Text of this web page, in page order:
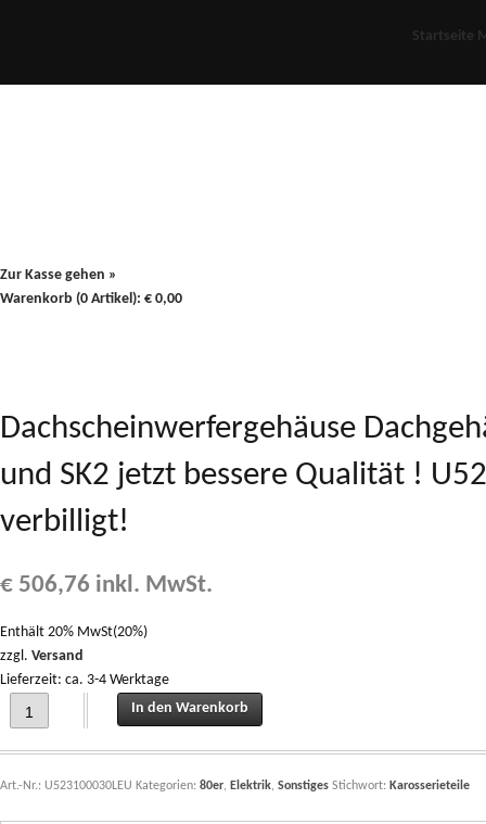
Startseite
Zur Kasse gehen »
Warenkorb (0 Artikel): € 0,00
Dachscheinwerfergehäuse
und SK2 jetzt bessere Qualität !
verbilligt!
€ 506,76 inkl. MwSt.
Enthält 20% MwSt(20%)
zzgl. Versand
Lieferzeit: ca. 3-4 Werktage
Dachscheinwerfergehäuse Dachgehäuse VORNE für Steyr 8045 bis 8130 SK1
In den Warenkorb
Art.-Nr.: U523100030LEU Kategorien: 80er, Elektrik, Sonstiges Stichwort: Karosserieteile